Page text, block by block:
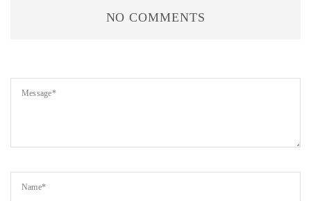
NO COMMENTS